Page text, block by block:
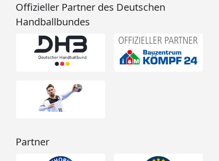
Offizieller Partner des Deutschen
Handballbundes
Partner